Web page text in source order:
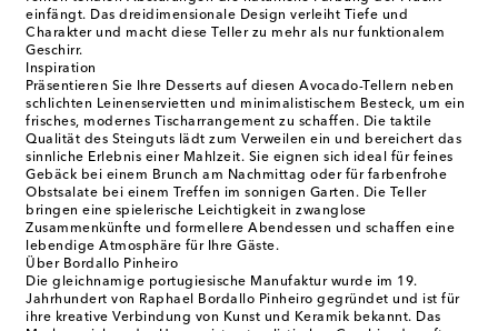
einfängt. Das dreidimensionale Design verleiht Tiefe und
Charakter und macht diese Teller zu mehr als nur funktionalem
Geschirr.
Inspiration
Präsentieren Sie Ihre Desserts auf diesen Avocado-Tellern neben
schlichten Leinenservietten und minimalistischem Besteck, um ein
frisches, modernes Tischarrangement zu schaffen. Die taktile
Qualität des Steinguts lädt zum Verweilen ein und bereichert das
sinnliche Erlebnis einer Mahlzeit. Sie eignen sich ideal für feines
Gebäck bei einem Brunch am Nachmittag oder für farbenfrohe
Obstsalate bei einem Treffen im sonnigen Garten. Die Teller
bringen eine spielerische Leichtigkeit in zwanglose
Zusammenkünfte und formellere Abendessen und schaffen eine
lebendige Atmosphäre für Ihre Gäste.
Über Bordallo Pinheiro
Die gleichnamige portugiesische Manufaktur wurde im 19.
Jahrhundert von Raphael Bordallo Pinheiro gegründet und ist für
ihre kreative Verbindung von Kunst und Keramik bekannt. Das